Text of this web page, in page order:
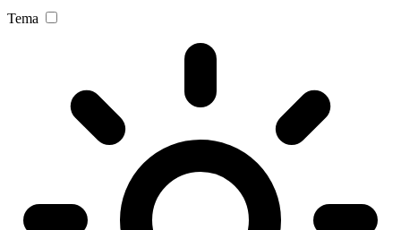
Tema